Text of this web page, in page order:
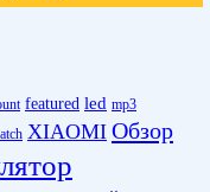
featured led mp3
XIAOMI Обзор